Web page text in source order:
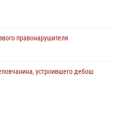
правонарушителя
устроившего дебош